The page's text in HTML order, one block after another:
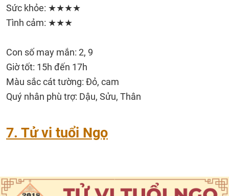
Sức khỏe: ★★★★
Tình cảm: ★★★
Con số may mắn: 2, 9
Giờ tốt: 15h đến 17h
Màu sắc cát tường: Đỏ, cam
Quý nhân phù trợ: Dậu, Sửu, Thân
7. Tử vi tuổi Ngọ